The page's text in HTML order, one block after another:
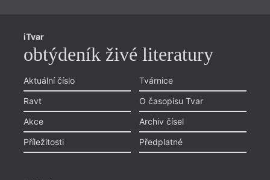
iTvar
obtýdeník živé literatury
Aktuální číslo
Ravt
Akce
Příležitosti
Tvárnice
O časopisu Tvar
Archiv čísel
Předplatné